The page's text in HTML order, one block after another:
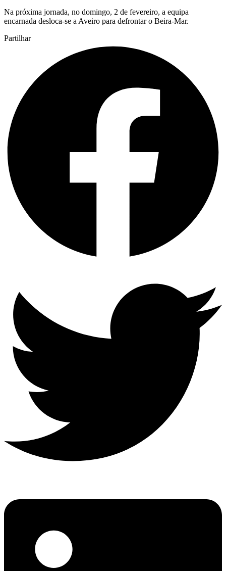
Na próxima jornada, no domingo, 2 de fevereiro, a equipa
encarnada desloca-se a Aveiro para defrontar o Beira-Mar.
Partilhar